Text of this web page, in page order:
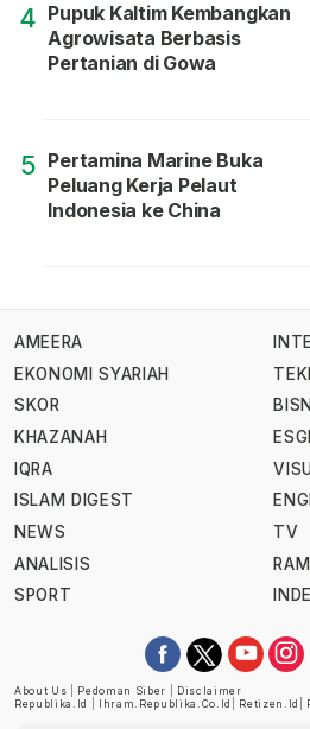
4 Pupuk Kaltim Kembangkan
Agrowisata Berbasis
Pertanian di Gowa
5 Pertamina Marine Buka
Peluang Kerja Pelaut
Indonesia ke China
AMEERA
EKONOMI SYARIAH
SKOR
KHAZANAH
IQRA
ISLAM DIGEST
NEWS
ANALISIS
SPORT
TV
About Us Pedoman Siber
Disclaimer
Republika.id
Ihram.republika.co.id Retizen.id